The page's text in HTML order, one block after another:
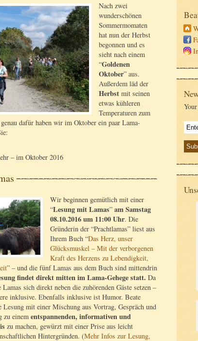
Nach zwei
wunderschönen
Sommermomaten
hat nun der Herbst
begonnen und es
sieht nach einem
“Goldenen
Oktober” aus.
Außerdem läd der
Herbst mit seinen
etwas kühleren
Temperaturen zum
dafür haben wir im Oktober ein paar Lama-
– im Oktober 2016
Wir beginnen gemütlich mit einer
“Lesung mit Lamas” am Samstag
08.10.2016 um 11:00 Uhr. Die
Gründerin der “Prachtlamas” liest aus
Ihrem Buch “Das Herz, unser
Glücksmuskel – Mit der verborgenen
Kraft des Herzens zu Lebendigkeit,
” – und die fünf Lamas aus dem Buch sind mittendrin
findet direkt mitten im Lama-Gehege statt. Da
Lamas sich direkt neben die zuhörenden Gäste setzen –
inklusive. Ebenfalls inklusive ist Humor. Beate
Lesung mit einer Mischung aus Vortrag, Gespräch und
zu einem entspannenden, informativen und
zu machen, gewürzt mit einer Prise aus leicht
Hintergründen. (Mehr Infos zur Lesung,